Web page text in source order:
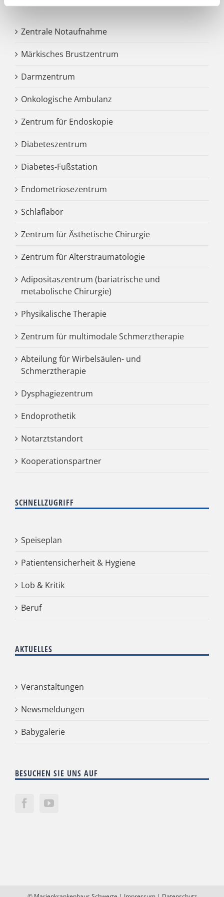
Zentrale Notaufnahme
Märkisches Brustzentrum
Darmzentrum
Onkologische Ambulanz
Zentrum für Endoskopie
Diabeteszentrum
Diabetes-Fußstation
Endometriosezentrum
Schlaflabor
Zentrum für Ästhetische Chirurgie
Zentrum für Alterstraumatologie
Adipositaszentrum (bariatrische und
metabolische Chirurgie)
Physikalische Therapie
Zentrum für multimodale Schmerztherapie
Abteilung für Wirbelsäulen- und
Schmerztherapie
Dysphagiezentrum
Endoprothetik
Notarztstandort
Kooperationspartner
SCHNELLZUGRIFF
Speiseplan
Patientensicherheit & Hygiene
Lob & Kritik
Beruf
AKTUELLES
Veranstaltungen
Newsmeldungen
Babygalerie
BESUCHEN SIE UNS AUF